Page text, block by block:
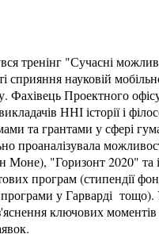
тренінг "Сучасні
сприяння науковій
Фахівець Проектного
ННІ історії і
та грантами у сфері
проаналізувала
Моне), "Горизонт 2020" та
програм (стипендії
програми у Гарварді тощо).
ключових